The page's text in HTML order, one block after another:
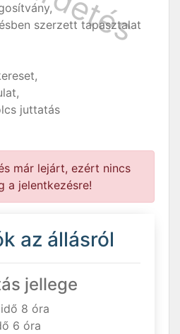
szerzett tapasztalat
juttatás
már lejárt, ezért nincs
a jelentkezésre!
az állásról
jellege
8 óra
6 óra